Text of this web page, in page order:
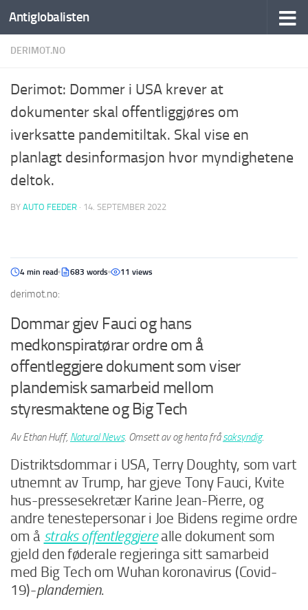
Antiglobalisten
DERIMOT.NO
Derimot: Dommer i USA krever at
dokumenter skal offentliggjøres om
iverksatte pandemitiltak. Skal vise en
planlagt desinformasjon hvor myndighetene
deltok.
BY AUTO FEEDER · 14. SEPTEMBER 2022
4 min read 683 words 11 views
derimot.no:
Dommar gjev Fauci og hans
medkonspiratørar ordre om å
offentleggjere dokument som viser
plandemisk samarbeid mellom
styresmaktene og Big Tech
Av Ethan Huff, Natural News. Omsett av og henta fråsaksyndig.
Distriktsdommar i USA, Terry Doughty, som vart
utnemnt av Trump, har gjeve Tony Fauci, Kvite
hus-pressesekretær Karine Jean-Pierre, og
andre tenestepersonar i Joe Bidens regime ordre
om å straks offentleggjerealle dokument som
gjeld den føderale regjeringa sitt samarbeid
med Big Tech om Wuhan koronavirus (Covid-
19)-plandemien.